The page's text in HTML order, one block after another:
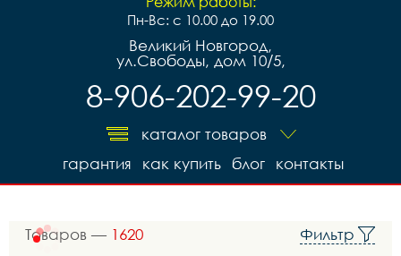
Пн-Вс: с 10.00 до 19.00
Великий Новгород,
ул.Свободы, дом 10/5,
8-906-202-99-20
каталог товаров
контакты
блог
как купить
гарантия
Товаров — 1620 Фильтр